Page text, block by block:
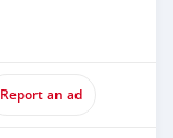
Report an ad